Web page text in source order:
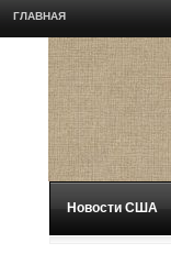
ГЛАВНАЯ
Новости США